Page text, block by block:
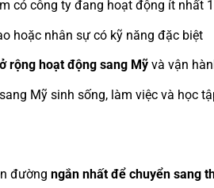
có công ty đang hoạt động ít nhất
hoặc nhân sự có kỹ năng đặc biệt
rộng hoạt động sang Mỹvà vận
Mỹ sinh sống, làm việc và học
đường ngắn nhất để chuyển sang